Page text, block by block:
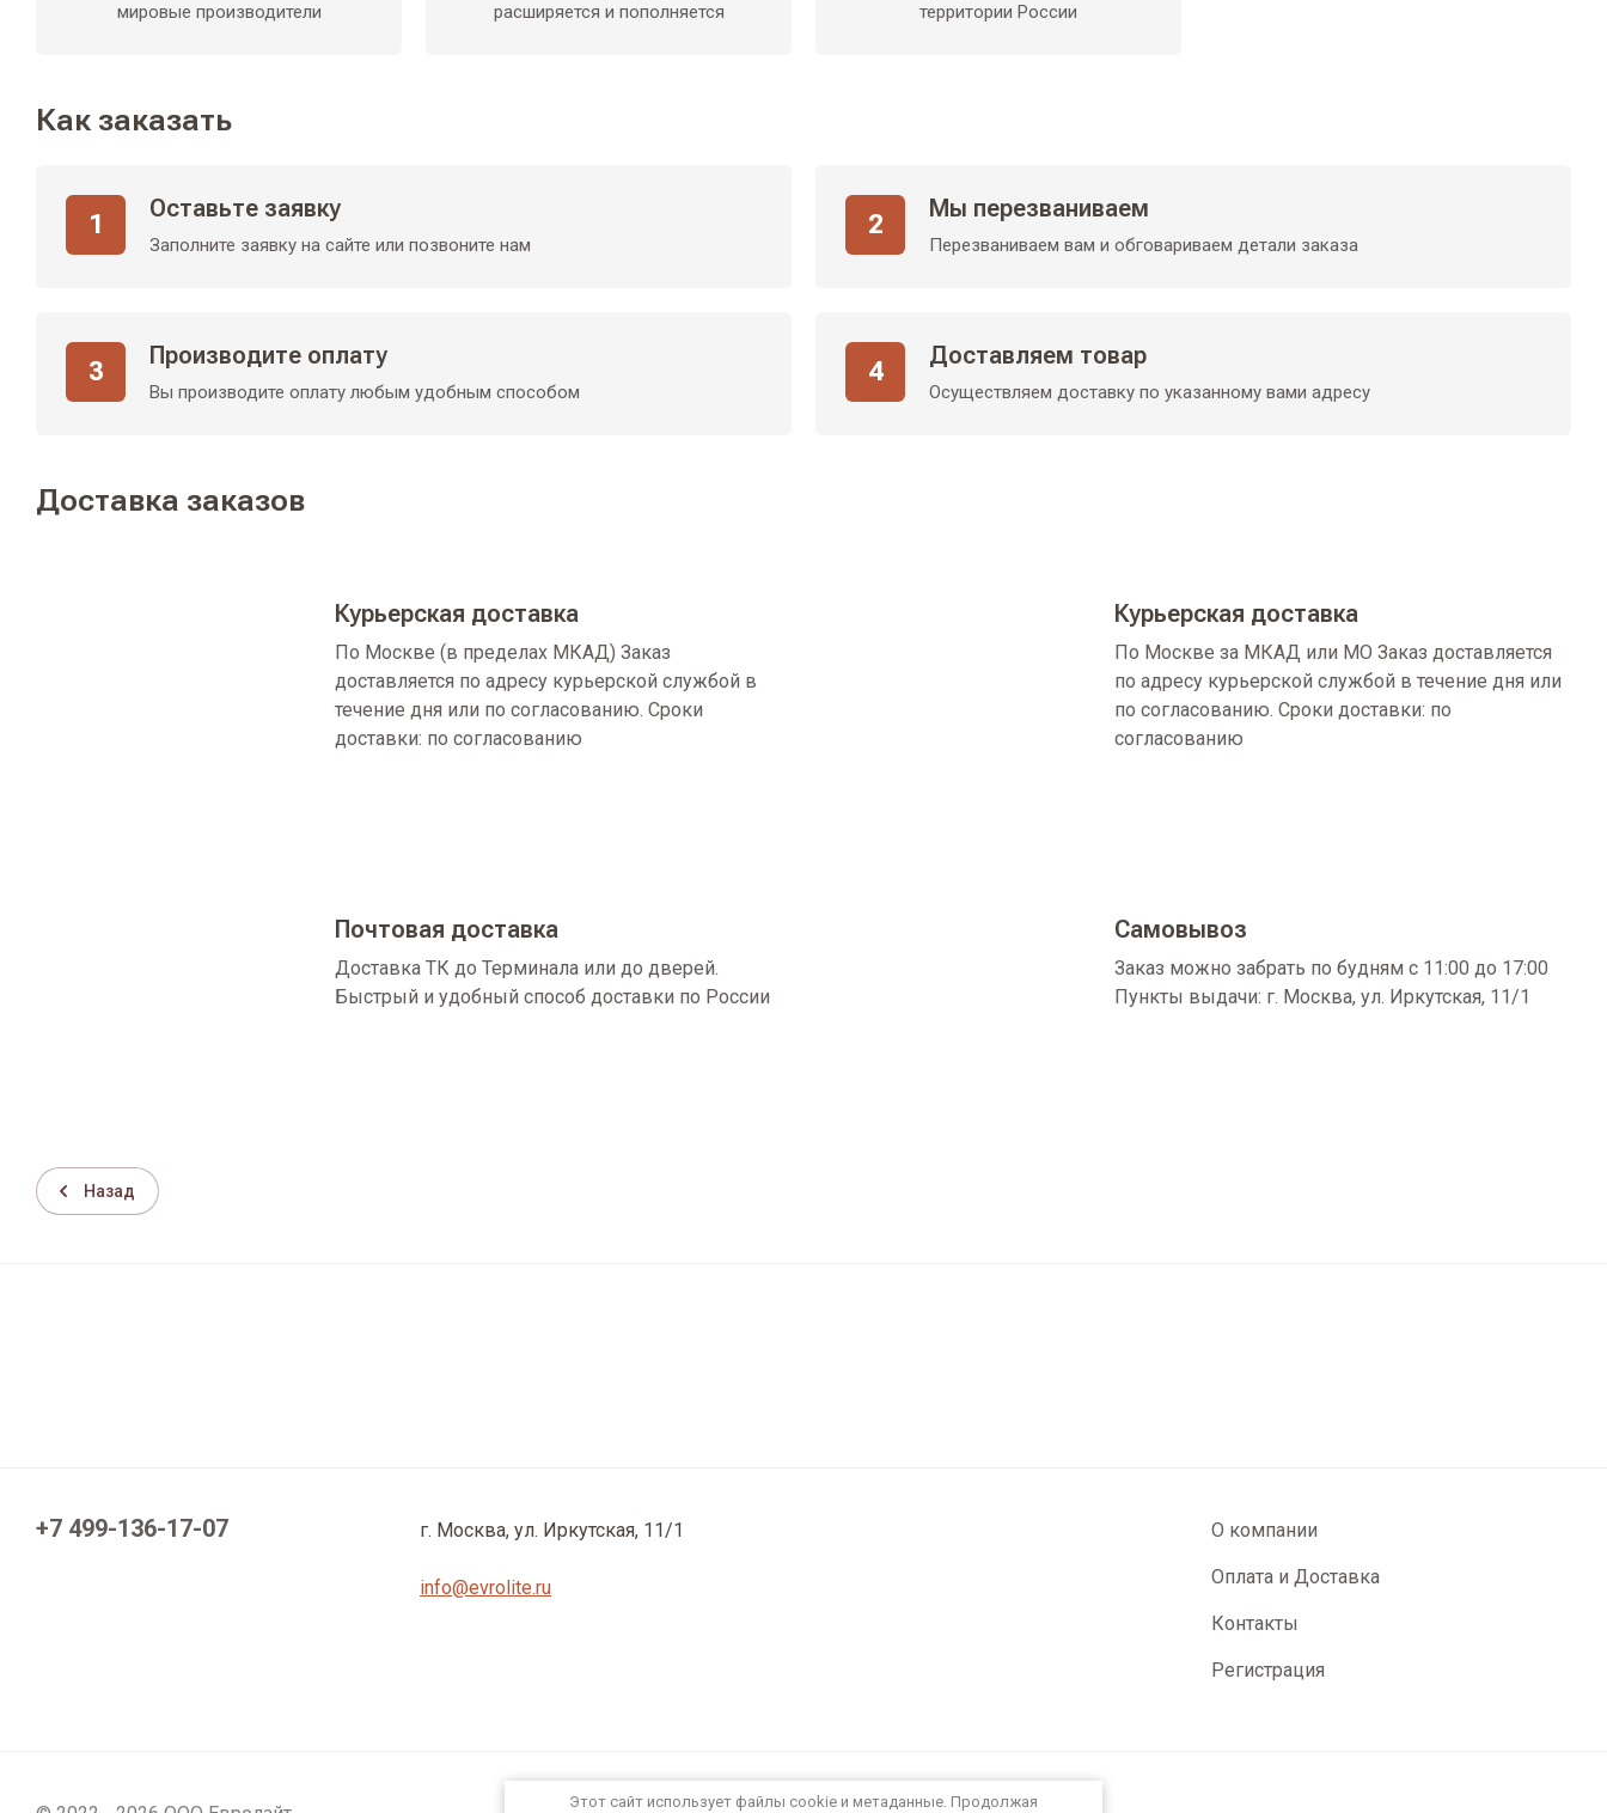
мировые производители
расширяется и пополняется
территории России
Как заказать
1
Оставьте заявку
Заполните заявку на сайте или позвоните нам
2
Мы перезваниваем
Перезваниваем вам и обговариваем детали заказа
3
Производите оплату
Вы производите оплату любым удобным способом
4
Доставляем товар
Осуществляем доставку по указанному вами адресу
Доставка заказов
Курьерская доставка
По Москве (в пределах МКАД) Заказ
доставляется по адресу курьерской службой в
течение дня или по согласованию. Сроки
доставки: по согласованию
Курьерская доставка
По Москве за МКАД или МО Заказ доставляется
по адресу курьерской службой в течение дня или
по согласованию. Сроки доставки: по
согласованию
Почтовая доставка
Доставка ТК до Терминала или до дверей.
Быстрый и удобный способ доставки по России
Самовывоз
Заказ можно забрать по будням с 11:00 до 17:00
Пункты выдачи: г. Москва, ул. Иркутская, 11/1
Назад
+7 499-136-17-07 г. Москва, ул. Иркутская, 11/1
info@evrolite.ru
О компании
Оплата и Доставка
Контакты
Регистрация
Этот сайт использует файлы cookie и метаданные. Продолжая